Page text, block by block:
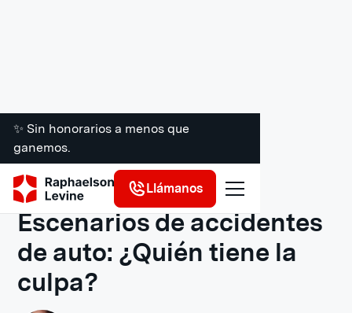
✨ Sin honorarios a menos que
ganemos.
Llámanos
Recursos legales
Escenarios de accidentes
de auto: ¿Quién tiene la
culpa?